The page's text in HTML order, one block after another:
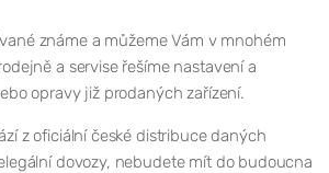
známe a můžeme Vám v mnohém
a servise řešíme nastavení a
opravy již prodaných zařízení.
z oficiální české distribuce daných
dovozy, nebudete mít do budoucna